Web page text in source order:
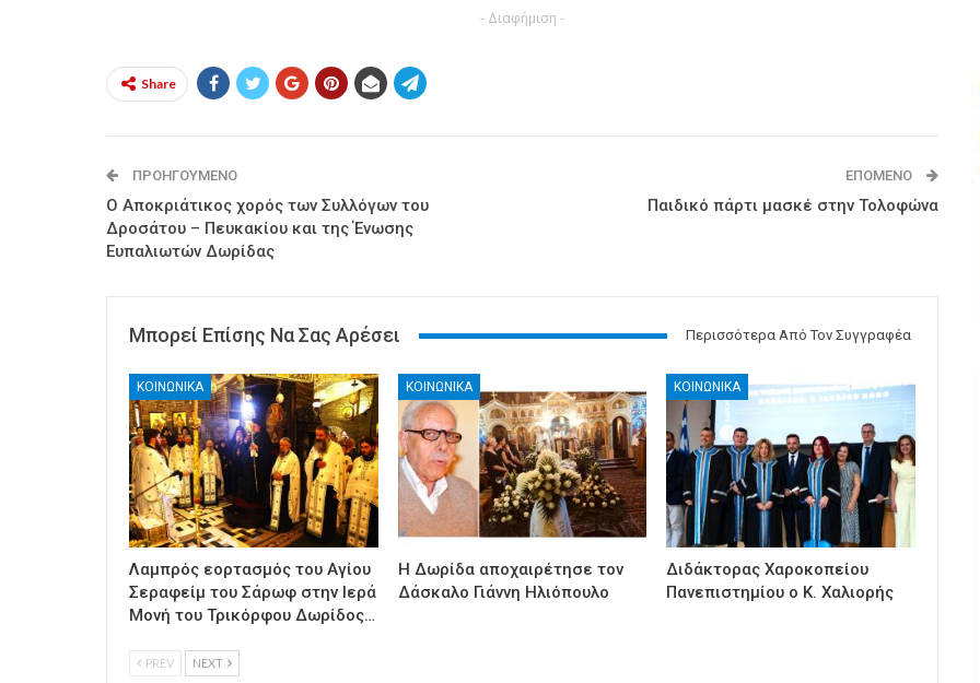
- Διαφήμιση -
Share
ΠΡΟΗΓΟΎΜΕΝΟ
Ο Αποκριάτικος χορός των Συλλόγων του
Δροσάτου – Πευκακίου και της Ένωσης
Ευπαλιωτών Δωρίδας
ΕΠΌΜΕΝΟ
Παιδικό πάρτι μασκέ στην Τολοφώνα
Μπορεί Επίσης Να Σας Αρέσει Περισσότερα Από Τον Συγγραφέα
ΚΟΙΝΩΝΙΚΑ
Λαμπρός εορτασμός του Αγίου
Σεραφείμ του Σάρωφ στην Ιερά
Μονή του Τρικόρφου Δωρίδος…
ΚΟΙΝΩΝΙΚΑ
Η Δωρίδα αποχαιρέτησε τον
Δάσκαλο Γιάννη Ηλιόπουλο
ΚΟΙΝΩΝΙΚΑ
Διδάκτορας Χαροκοπείου
Πανεπιστημίου ο Κ. Χαλιορής
PREV NEXT